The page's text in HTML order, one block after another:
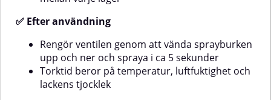
✅ Efter användning
Rengör ventilen genom att vända sprayburken
upp och ner och spraya i ca 5 sekunder
Torktid beror på temperatur, luftfuktighet och
lackens tjocklek